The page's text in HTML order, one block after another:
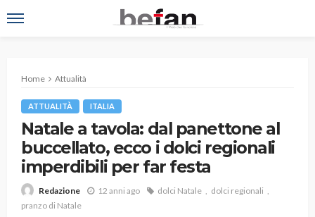
Home Attualità
ATTUALITÀ ITALIA
Natale a tavola: dal panettone al
buccellato, ecco i dolci regionali
imperdibili per far festa
Redazione 12 anni ago dolci Natale
dolci regionali
pranzo di Natale